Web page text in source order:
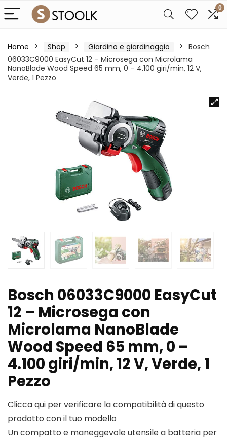
0
Home Shop Giardino e giardinaggio
Bosch
06033C9000 EasyCut 12 – Microsega con Microlama
NanoBlade Wood Speed 65 mm, 0 – 4.100 giri/min, 12 V,
Verde, 1 Pezzo
Bosch 06033C9000 EasyCut
12 – Microsega con
Microlama NanoBlade
Wood Speed 65 mm, 0 –
4.100 giri/min, 12 V, Verde, 1
Pezzo
Clicca qui per verificare la compatibilità di questo
prodotto con il tuo modello
Un compatto e maneggevole utensile a batteria per